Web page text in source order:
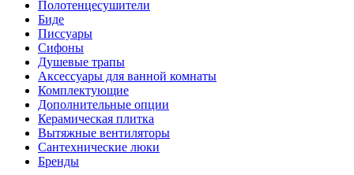
Полотенцесушители
Биде
Писсуары
Сифоны
Душевые трапы
Аксессуары для ванной комнаты
Комплектующие
Дополнительные опции
Керамическая плитка
Вытяжные вентиляторы
Сантехнические люки
Бренды